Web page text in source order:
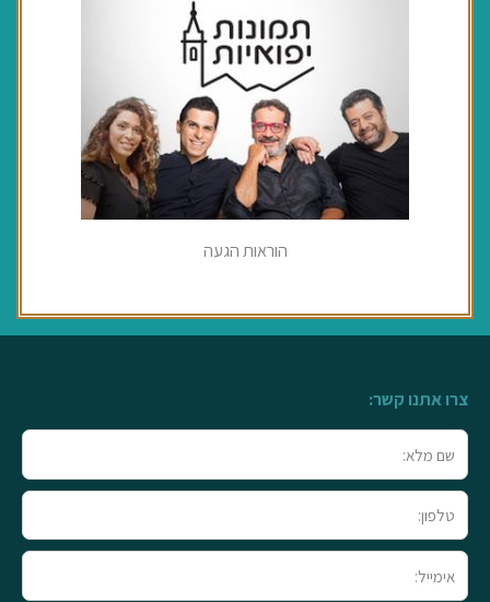
הוראות הגעה
צרו אתנו קשר:
מלא
טלפון